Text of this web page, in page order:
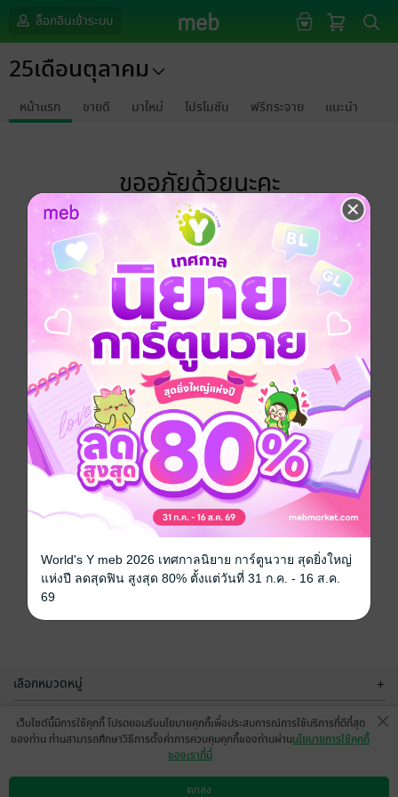
ล็อกอินเข้าระบบ
25เดือนตุลาคม
หน้าแรก ขายดี มาใหม่ โปรโมชัน ฟรีกระจาย แนะนำ
ขออภัยด้วยนะคะ
ไม่พบข้อมูลในหัวข้อที่คุณกำลังชมค่ะ
เลือกหมวดหมู่ +
บริการช่วยเหลือ +
เว็บไซต์นี้มีการใช้คุกกี้ โปรดยอมรับนโยบายคุกกี้เพื่อประสบการณ์การใช้บริการที่ดีที่สุด
ของท่าน ท่านสามารถศึกษาวิธีการตั้งค่าการควบคุมคุกกี้ของท่านผ่านนโยบายการใช้คุกกี้
ของเราที่นี่
ตกลง
World's Y meb 2026 เทศกาลนิยาย การ์ตูนวาย สุดยิ่งใหญ่
แห่งปี ลดสุดฟิน สูงสุด 80% ตั้งแต่วันที่ 31 ก.ค. - 16 ส.ค.
69